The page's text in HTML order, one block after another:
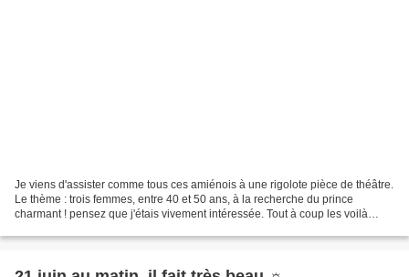
Je viens d'assister comme tous ces amiénois à une rigolote pièce de théâtre.
Le thème : trois femmes, entre 40 et 50 ans, à la recherche du prince
charmant ! pensez que j'étais vivement intéressée. Tout à coup les voilà